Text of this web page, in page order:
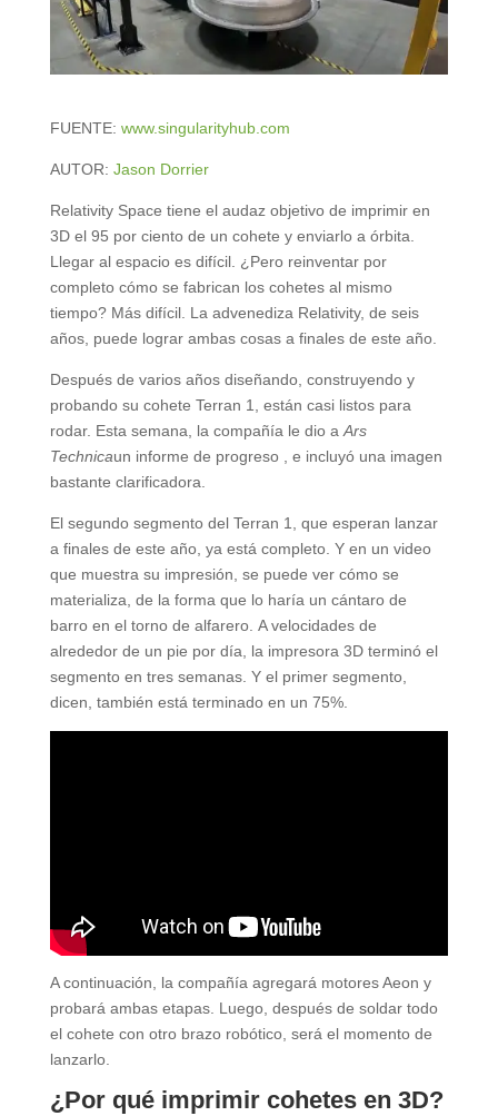
FUENTE: www.singularityhub.com
AUTOR: Jason Dorrier
Relativity Space tiene el audaz objetivo de imprimir en
3D el 95 por ciento de un cohete y enviarlo a órbita.
Llegar al espacio es difícil. ¿Pero reinventar por
completo cómo se fabrican los cohetes al mismo
tiempo? Más difícil. La advenediza Relativity, de seis
años, puede lograr ambas cosas a finales de este año.
Después de varios años diseñando, construyendo y
probando su cohete Terran 1, están casi listos para
rodar. Esta semana, la compañía le dio a Ars
Technicaun informe de progreso , e incluyó una imagen
bastante clarificadora.
El segundo segmento del Terran 1, que esperan lanzar
a finales de este año, ya está completo. Y en un video
que muestra su impresión, se puede ver cómo se
materializa, de la forma que lo haría un cántaro de
barro en el torno de alfarero. A velocidades de
alrededor de un pie por día, la impresora 3D terminó el
segmento en tres semanas. Y el primer segmento,
dicen, también está terminado en un 75%.
A continuación, la compañía agregará motores Aeon y
probará ambas etapas. Luego, después de soldar todo
el cohete con otro brazo robótico, será el momento de
lanzarlo.
¿Por qué imprimir cohetes en 3D?